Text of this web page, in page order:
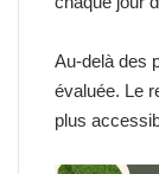
Au-delà des
évaluée. Le
plus